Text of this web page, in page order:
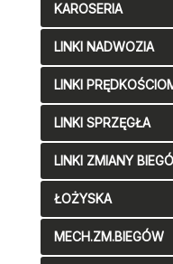
KAROSERIA
LINKI NADWOZIA
LINKI
LINKI SPRZĘGŁA
LINKI ZMIANY
ŁOŻYSKA
MECH.ZM.BIEGÓW